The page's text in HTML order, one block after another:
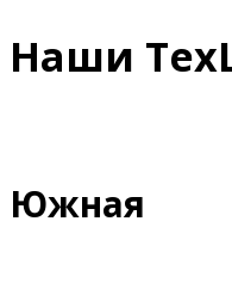
Наши
Южная